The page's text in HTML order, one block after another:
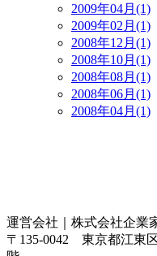
2009年04月(1)
2009年02月(1)
2008年12月(1)
2008年10月(1)
2008年08月(1)
2008年06月(1)
2008年04月(1)
運営会社｜ 株式会社企業
〒135-0042 東京都江東